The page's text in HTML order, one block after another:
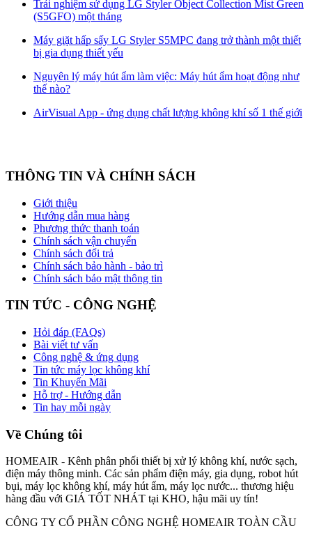
Trải nghiệm sử dụng LG Styler Object Collection Mist Green
(S5GFO) một tháng
Máy giặt hấp sấy LG Styler S5MPC đang trở thành một thiết
bị gia dụng thiết yếu
Nguyên lý máy hút ẩm làm việc: Máy hút ẩm hoạt động như
thế nào?
AirVisual App - ứng dụng chất lượng không khí số 1 thế giới
THÔNG TIN VÀ CHÍNH SÁCH
Giới thiệu
Hướng dẫn mua hàng
Phương thức thanh toán
Chính sách vận chuyển
Chính sách đổi trả
Chính sách bảo hành - bảo trì
Chính sách bảo mật thông tin
TIN TỨC - CÔNG NGHỆ
Hỏi đáp (FAQs)
Bài viết tư vấn
Công nghệ & ứng dụng
Tin tức máy lọc không khí
Tin Khuyến Mãi
Hỗ trợ - Hướng dẫn
Tin hay mỗi ngày
Về Chúng tôi
HOMEAIR - Kênh phân phối thiết bị xử lý không khí, nước sạch,
điện máy thông minh. Các sản phẩm điện máy, gia dụng, robot hút
bụi, máy lọc không khí, máy hút ẩm, máy lọc nước... thương hiệu
hàng đầu với GIÁ TỐT NHÁT tại KHO, hậu mãi uy tín!
CÔNG TY CỔ PHẦN CÔNG NGHỆ HOMEAIR TOÀN CẦU